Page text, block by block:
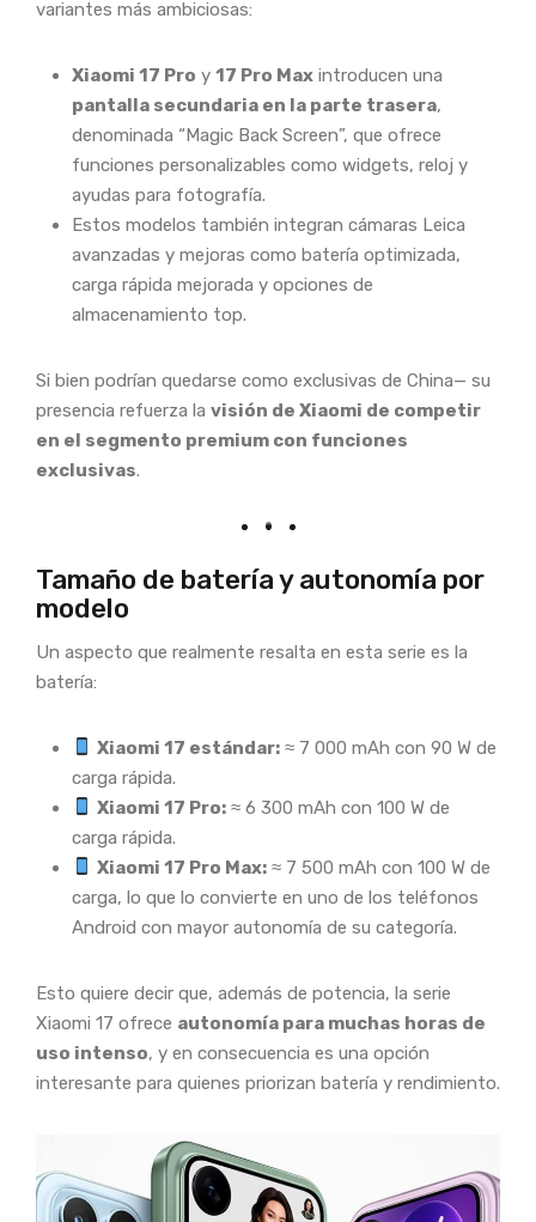
variantes más ambiciosas:
Xiaomi 17 Pro y 17 Pro Max introducen una
pantalla secundaria en la parte trasera,
denominada “Magic Back Screen”, que ofrece
funciones personalizables como widgets, reloj y
ayudas para fotografía.
Estos modelos también integran cámaras Leica
avanzadas y mejoras como batería optimizada,
carga rápida mejorada y opciones de
almacenamiento top.
Si bien podrían quedarse como exclusivas de China— su
presencia refuerza la visión de Xiaomi de competir
en el segmento premium con funciones
exclusivas.
Tamaño de batería y autonomía por
modelo
Un aspecto que realmente resalta en esta serie es la
batería:
Xiaomi 17 estándar: ≈ 7 000 mAh con 90 W de
carga rápida.
Xiaomi 17 Pro: ≈ 6 300 mAh con 100 W de
carga rápida.
Xiaomi 17 Pro Max: ≈ 7 500 mAh con 100 W de
carga, lo que lo convierte en uno de los teléfonos
Android con mayor autonomía de su categoría.
Esto quiere decir que, además de potencia, la serie
Xiaomi 17 ofrece autonomía para muchas horas de
uso intenso, y en consecuencia es una opción
interesante para quienes priorizan batería y rendimiento.